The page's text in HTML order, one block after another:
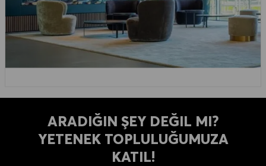
ARADIĞIN ŞEY DEĞIL MI?
YETENEK TOPLULUĞUMUZA
KATIL!